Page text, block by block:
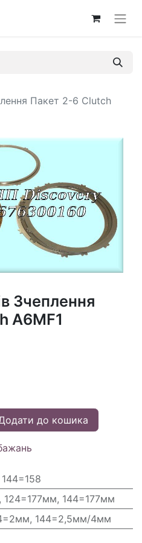
Пакет 2-6 Clutch
Зчеплення
A6MF1
до кошика
124=177мм, 144=177мм
144=2,5мм/4мм